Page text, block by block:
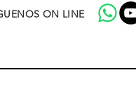
ON LINE